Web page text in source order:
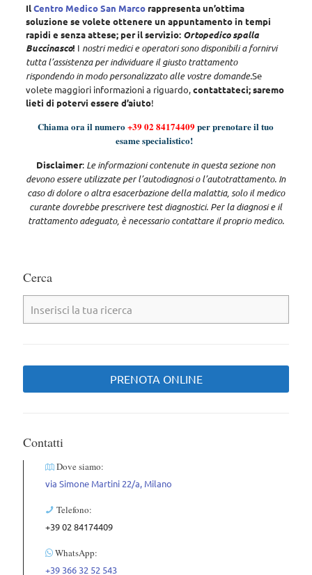
IlCentro Medico San Marcorappresenta un’ottima
soluzione se volete ottenere un appuntamento in tempi
rapidi e senza attese; per il servizio: Ortopedico spalla
Buccinasco! I nostri medici e operatori sono disponibili a fornirvi
tutta l’assistenza per individuare il giusto trattamento
rispondendo in modo personalizzato alle vostre domande.Se
volete maggiori informazioni a riguardo,contattateci; saremo
lieti di potervi essere d’aiuto!
Chiama ora il numero+39 02 84174409per prenotare il tuo
esame specialistico!
Disclaimer: Le informazioni contenute in questa sezione non
devono essere utilizzate per l’autodiagnosi o l’autotrattamento. In
caso di dolore o altra esacerbazione della malattia, solo il medico
curante dovrebbe prescrivere test diagnostici. Per la diagnosi e il
trattamento adeguato, è necessario contattare il proprio medico.
Cerca
PRENOTA ONLINE
Contatti
Dove siamo:
via Simone Martini 22/a, Milano
Telefono:
+39 02 84174409
WhatsApp:
+39 366 32 52 543